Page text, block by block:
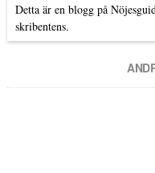
Detta är en blogg på
skribentens.